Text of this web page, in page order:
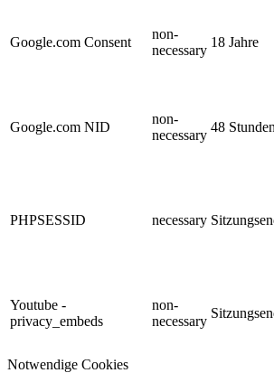
Google.com Consent
non-
necessary
18 Jahre
Google.com NID
non-
necessary
48 Stunden
PHPSESSID necessary
Youtube -
privacy_embeds
non-
necessary
Notwendige Cookies